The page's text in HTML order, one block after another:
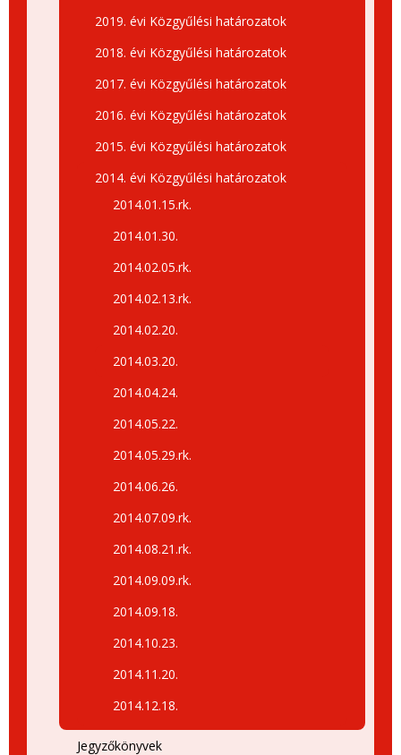
2019. évi Közgyűlési határozatok
2018. évi Közgyűlési határozatok
2017. évi Közgyűlési határozatok
2016. évi Közgyűlési határozatok
2015. évi Közgyűlési határozatok
2014. évi Közgyűlési határozatok
2014.01.15.rk.
2014.01.30.
2014.02.05.rk.
2014.02.13.rk.
2014.02.20.
2014.03.20.
2014.04.24.
2014.05.22.
2014.05.29.rk.
2014.06.26.
2014.07.09.rk.
2014.08.21.rk.
2014.09.09.rk.
2014.09.18.
2014.10.23.
2014.11.20.
2014.12.18.
Jegyzőkönyvek